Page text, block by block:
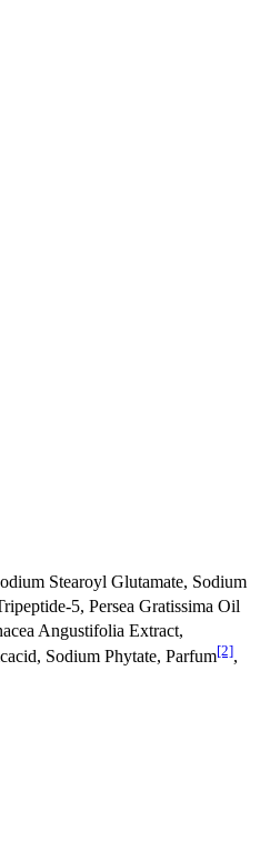
Stearoyl Glutamate, Sodium
5, Persea Gratissima Oil
Angustifolia Extract,
Sodium Phytate, Parfum[2],